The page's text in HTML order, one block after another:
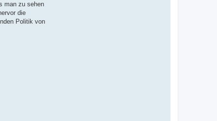
man zu sehen
die
Politik von